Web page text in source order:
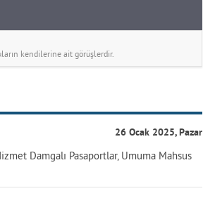
kendilerine ait görüşlerdir.
26 Ocak 2025, Pazar
Damgalı Pasaportlar, Umuma Mahsus